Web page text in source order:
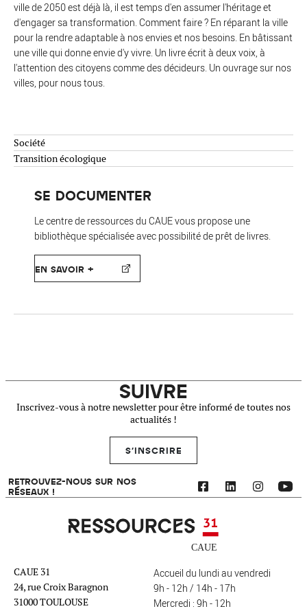
Société
Transition écologique
SE DOCUMENTER
Le centre de ressources du CAUE vous propose une
bibliothèque spécialisée avec possibilité de prêt de livres.
EN SAVOIR +
ville de 2050 est déjà là, il est temps d'en assumer l'héritage et
d'engager sa transformation. Comment faire ? En réparant la ville
pour la rendre adaptable à nos envies et nos besoins. En bâtissant
une ville qui donne envie d'y vivre. Un livre écrit à deux voix, à
l'attention des citoyens comme des décideurs. Un ouvrage sur nos
villes, pour nous tous.
SUIVRE
Inscrivez-vous à notre newsletter pour être informé de toutes nos
actualités !
S'INSCRIRE
RETROUVEZ-NOUS SUR NOS
RÉSEAUX !
Ressources 31
CAUE 31
24, rue Croix Baragnon
31000 TOULOUSE
Accueil du lundi au vendredi
9h - 12h / 14h - 17h
Mercredi : 9h - 12h